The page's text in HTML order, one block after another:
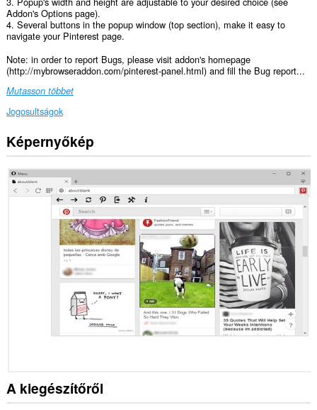
Addon's Options page).
4. Several buttons in the popup window (top section), make it easy to
navigate your Pinterest page.
Note: in order to report Bugs, please visit addon's homepage
(http://mybrowseraddon.com/pinterest-panel.html) and fill the Bug report...
Mutasson többet
Jogosultságok
Ez
a
hozzáfér
az
adatához
Képernyőkép
A kiegészítőről